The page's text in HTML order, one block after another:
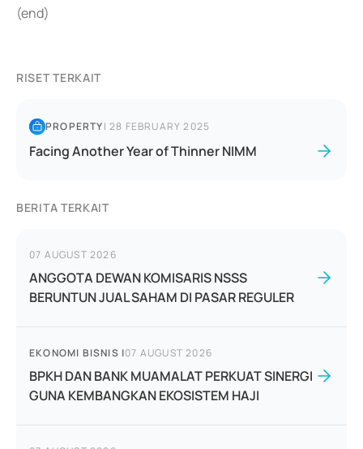
(end)
RISET TERKAIT
PROPERTY|28 FEBRUARY 2025
Facing Another Year of Thinner NIMM
BERITA TERKAIT
07 AUGUST 2026
ANGGOTA DEWAN KOMISARIS NSSS
BERUNTUN JUAL SAHAM DI PASAR REGULER
EKONOMI BISNIS |07 AUGUST 2026
BPKH DAN BANK MUAMALAT PERKUAT SINERGI
GUNA KEMBANGKAN EKOSISTEM HAJI